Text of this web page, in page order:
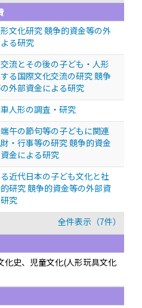
文化研究 競争的資金等の外
る研究
流とその後の子ども・人形
る国際文化交流の研究 競争
外部資金による研究
人形の調査・研究
午の節句等の子どもに関連
・行事等の研究 競争的資金
金による研究
近代日本の子ども文化と社
研究 競争的資金等の外部資
究
全件表示（7件）
化史、児童文化(人形玩具文化